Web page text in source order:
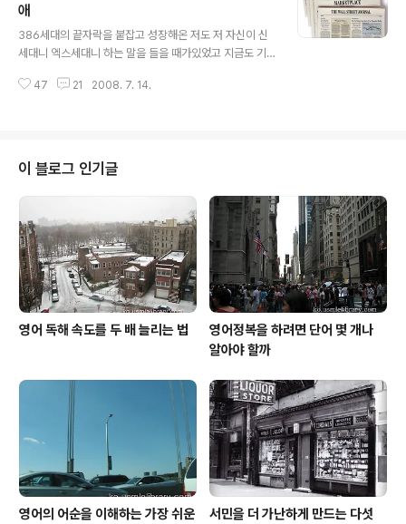
자세히 이야기하려 한다. 블로그의 '블'자도 몰랐던 나 블로
깅이 내 삶에 한 부분으로 들어와 자리잡은 이후로 정말 셀
수 없는 많은 변화가 있었다. 가장 큰 변화는 ‘블로깅을 한
에 무엇을 했을까 생각해 본다. 일단 공부를 열심히 해야 하
애
386세대의 끝자락을 붙잡고 성장해온 저도 저 자신이 신
세대니 엑스세대니 하는 말을 들을 때가있었고 지금도 기
많은 어른들이 요즘 젊은 사람들 문제가 많다고 걱정하는
대통령일 수도 있는데 어쨌거나 누가 되었든지 존경을 하
지 않는다고 합니다. 그런데 이런 태도가 어디서 왔을까요?
어른들께는 죄송하지만 저는 이게 다 기성세대의 잘못이라
고 생각합니다. (물론 제 잘못도 포함됩니다.) 신문에서만
정보를 얻던 시절의 추억 인터넷의 보급이 보편화되기 전
만해도 고급 정보는 소수의 엘리트에 의해 ..
47 21 2008. 7. 14.
이 블로그 인기글
영어 독해 속도를 두 배 늘리는 법
영어정복을 하려면 단어 몇 개나
알아야 할까
영어의 어순을 이해하는 가장 쉬운
서민을 더 가난하게 만드는 다섯